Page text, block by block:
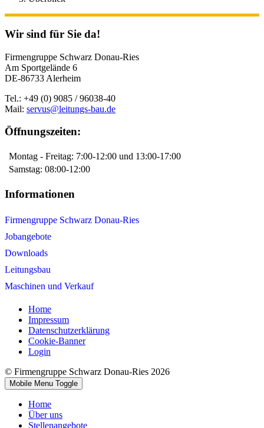
Wir sind für Sie da!
Firmengruppe Schwarz Donau-Ries
Am Sportgelände 6
DE-86733 Alerheim
Tel.: +49 (0) 9085 / 96038-40
Mail: servus@leitungs-bau.de
Öffnungszeiten:
Montag - Freitag: 7:00-12:00 und 13:00-17:00
Samstag: 08:00-12:00
Informationen
Firmengruppe Schwarz Donau-Ries
Jobangebote
Downloads
Leitungsbau
Maschinen und Verkauf
Home
Impressum
Datenschutzerklärung
Cookie-Banner
Login
© Firmengruppe Schwarz Donau-Ries 2026
Mobile Menu Toggle
Home
Über uns
Stellenangebote